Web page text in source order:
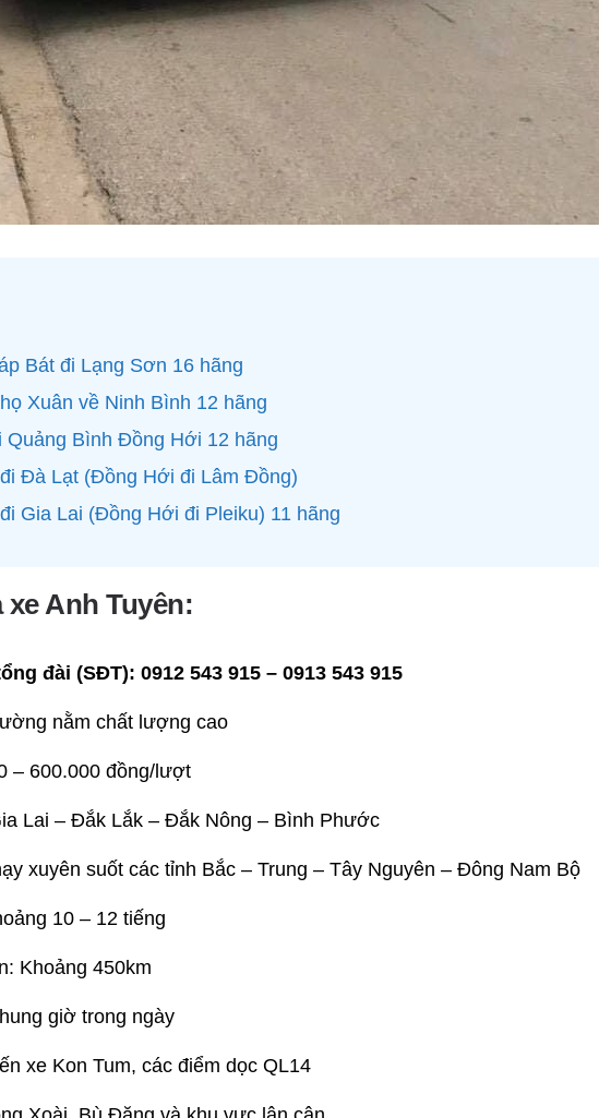
Bát đi Lạng Sơn 16 hãng
Xuân về Ninh Bình 12 hãng
Bình Đồng Hới 12 hãng
Đà Lạt (Đồng Hới đi Lâm Đồng)
Gia Lai (Đồng Hới đi Pleiku) 11 hãng
Anh Tuyên:
đài (SĐT): 0912 543 915 – 0913 543 915
nằm chất lượng cao
– 600.000 đồng/lượt
Lai – Đắk Lắk – Đắk Nông – Bình Phước
xuyên suốt các tỉnh Bắc – Trung – Tây Nguyên – Đông Nam Bộ
10 – 12 tiếng
Khoảng 450km
giờ trong ngày
xe Kon Tum, các điểm dọc QL14